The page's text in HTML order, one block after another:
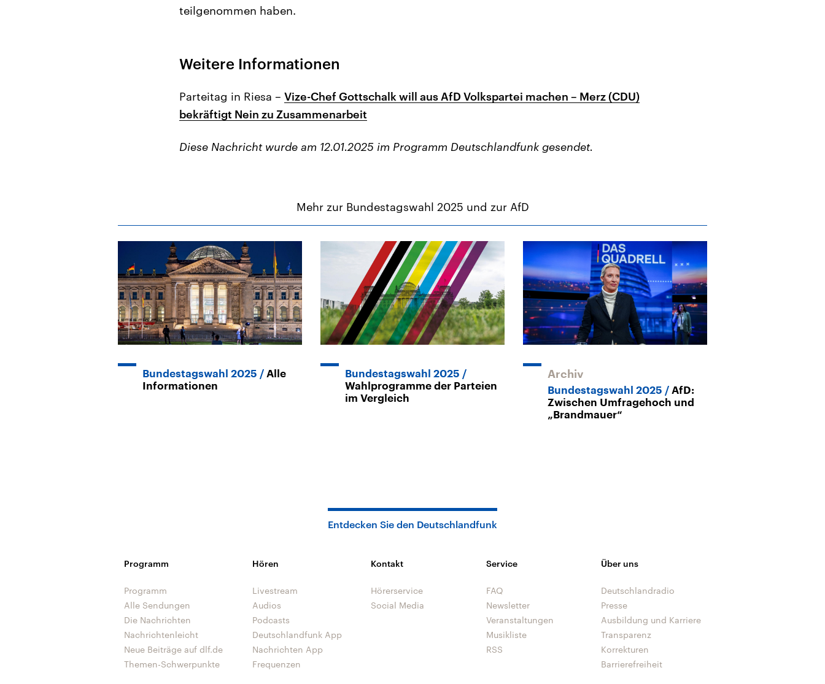
teilgenommen haben.
Weitere Informationen
Parteitag in Riesa – Vize-Chef Gottschalk will aus AfD Volkspartei machen – Merz (CDU)
bekräftigt Nein zu Zusammenarbeit
Diese Nachricht wurde am 12.01.2025 im Programm Deutschlandfunk gesendet.
Mehr zur Bundestagswahl 2025 und zur AfD
Bundestagswahl 2025
Alle
Informationen
Bundestagswahl 2025
Wahlprogramme der Parteien
im Vergleich
Archiv
Bundestagswahl 2025
AfD:
Zwischen Umfragehoch und
„Brandmauer“
Entdecken Sie den Deutschlandfunk
Programm
Programm
Alle Sendungen
Die Nachrichten
Nachrichtenleicht
Neue Beiträge auf dlf.de
Themen-Schwerpunkte
Hören
Livestream
Audios
Podcasts
Deutschlandfunk App
Nachrichten App
Frequenzen
Kontakt
Hörerservice
Social Media
Service
FAQ
Newsletter
Veranstaltungen
Musikliste
RSS
Über uns
Deutschlandradio
Presse
Ausbildung und Karriere
Transparenz
Korrekturen
Barrierefreiheit